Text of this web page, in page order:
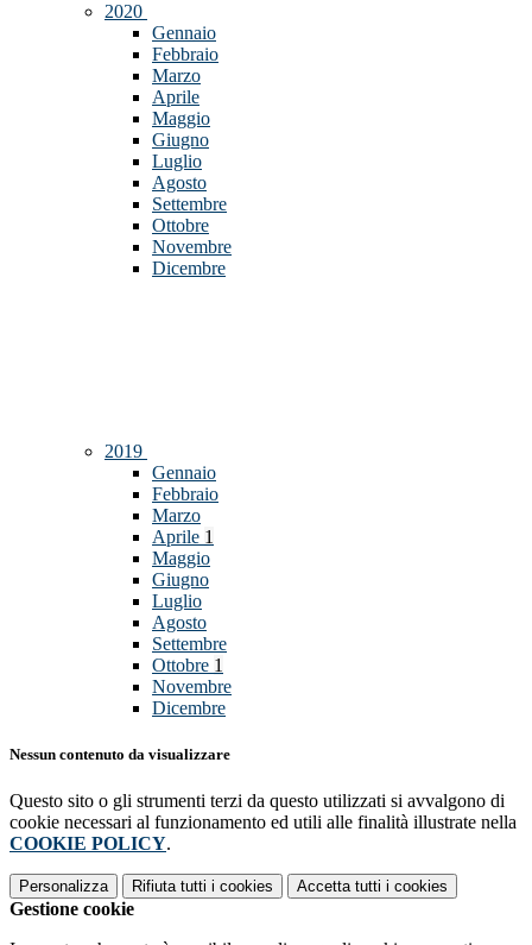
2020
Gennaio
Febbraio
Marzo
Aprile
Maggio
Giugno
Luglio
Agosto
Settembre
Ottobre
Novembre
Dicembre
2019
Gennaio
Febbraio
Marzo
Aprile 1
Maggio
Giugno
Luglio
Agosto
Settembre
Ottobre 1
Novembre
Dicembre
Nessun contenuto da visualizzare
Questo sito o gli strumenti terzi da questo utilizzati si avvalgono di
cookie necessari al funzionamento ed utili alle finalità illustrate nella
COOKIE POLICY.
Personalizza Rifiuta tutti i cookies Accetta tutti i cookies
Gestione cookie